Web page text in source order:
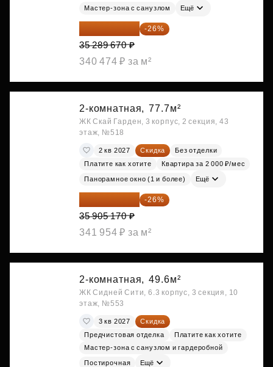
Мастер-зона с санузлом Ещё
26 114 356 ₽ -26%
35 289 670 ₽
340 474 ₽ за м²
2-комнатная, 77.7м²
ЖК Скай Гарден, 3 корпус, 2 секция, 43
этаж, №518
2 кв 2027 Скидка
Без отделки
Платите как хотите
Квартира за 2 000 ₽/мес
Панорамное окно (1 и более) Ещё
26 569 826 ₽ -26%
35 905 170 ₽
341 954 ₽ за м²
2-комнатная, 49.6м²
ЖК Сидней Сити, 6.3 корпус, 3 секция, 10
этаж, №553
3 кв 2027
Скидка
Предчистовая отделка
Платите как хотите
Мастер-зона с санузлом и гардеробной
Постирочная Ещё